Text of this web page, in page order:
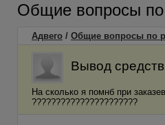
Общие вопросы
Адвего / Общие вопросы по
Вывод средств
На сколько я помнб при
??????????????????????